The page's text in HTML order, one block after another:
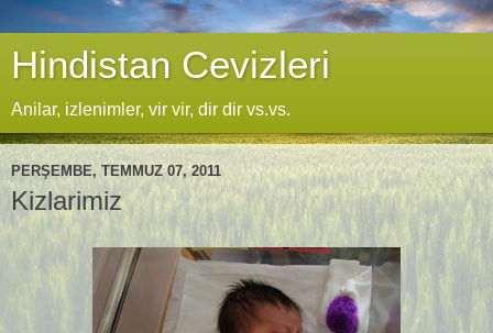
Hindistan Cevizleri
Anilar, izlenimler, vir vir, dir dir vs.vs.
PERŞEMBE, TEMMUZ 07, 2011
Kizlarimiz